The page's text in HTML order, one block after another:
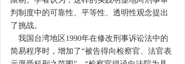
判制度中的可靠性、平等性、透明性观念提出
了挑战。
我国台湾地区1990年在修改刑事诉讼法中的
简易程序时，增加了“被告得向检察官、法官表